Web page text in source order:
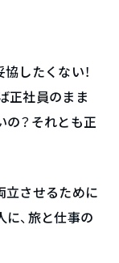
したくない！
正社員のまま
の？それとも正
立させるために
、旅と仕事の